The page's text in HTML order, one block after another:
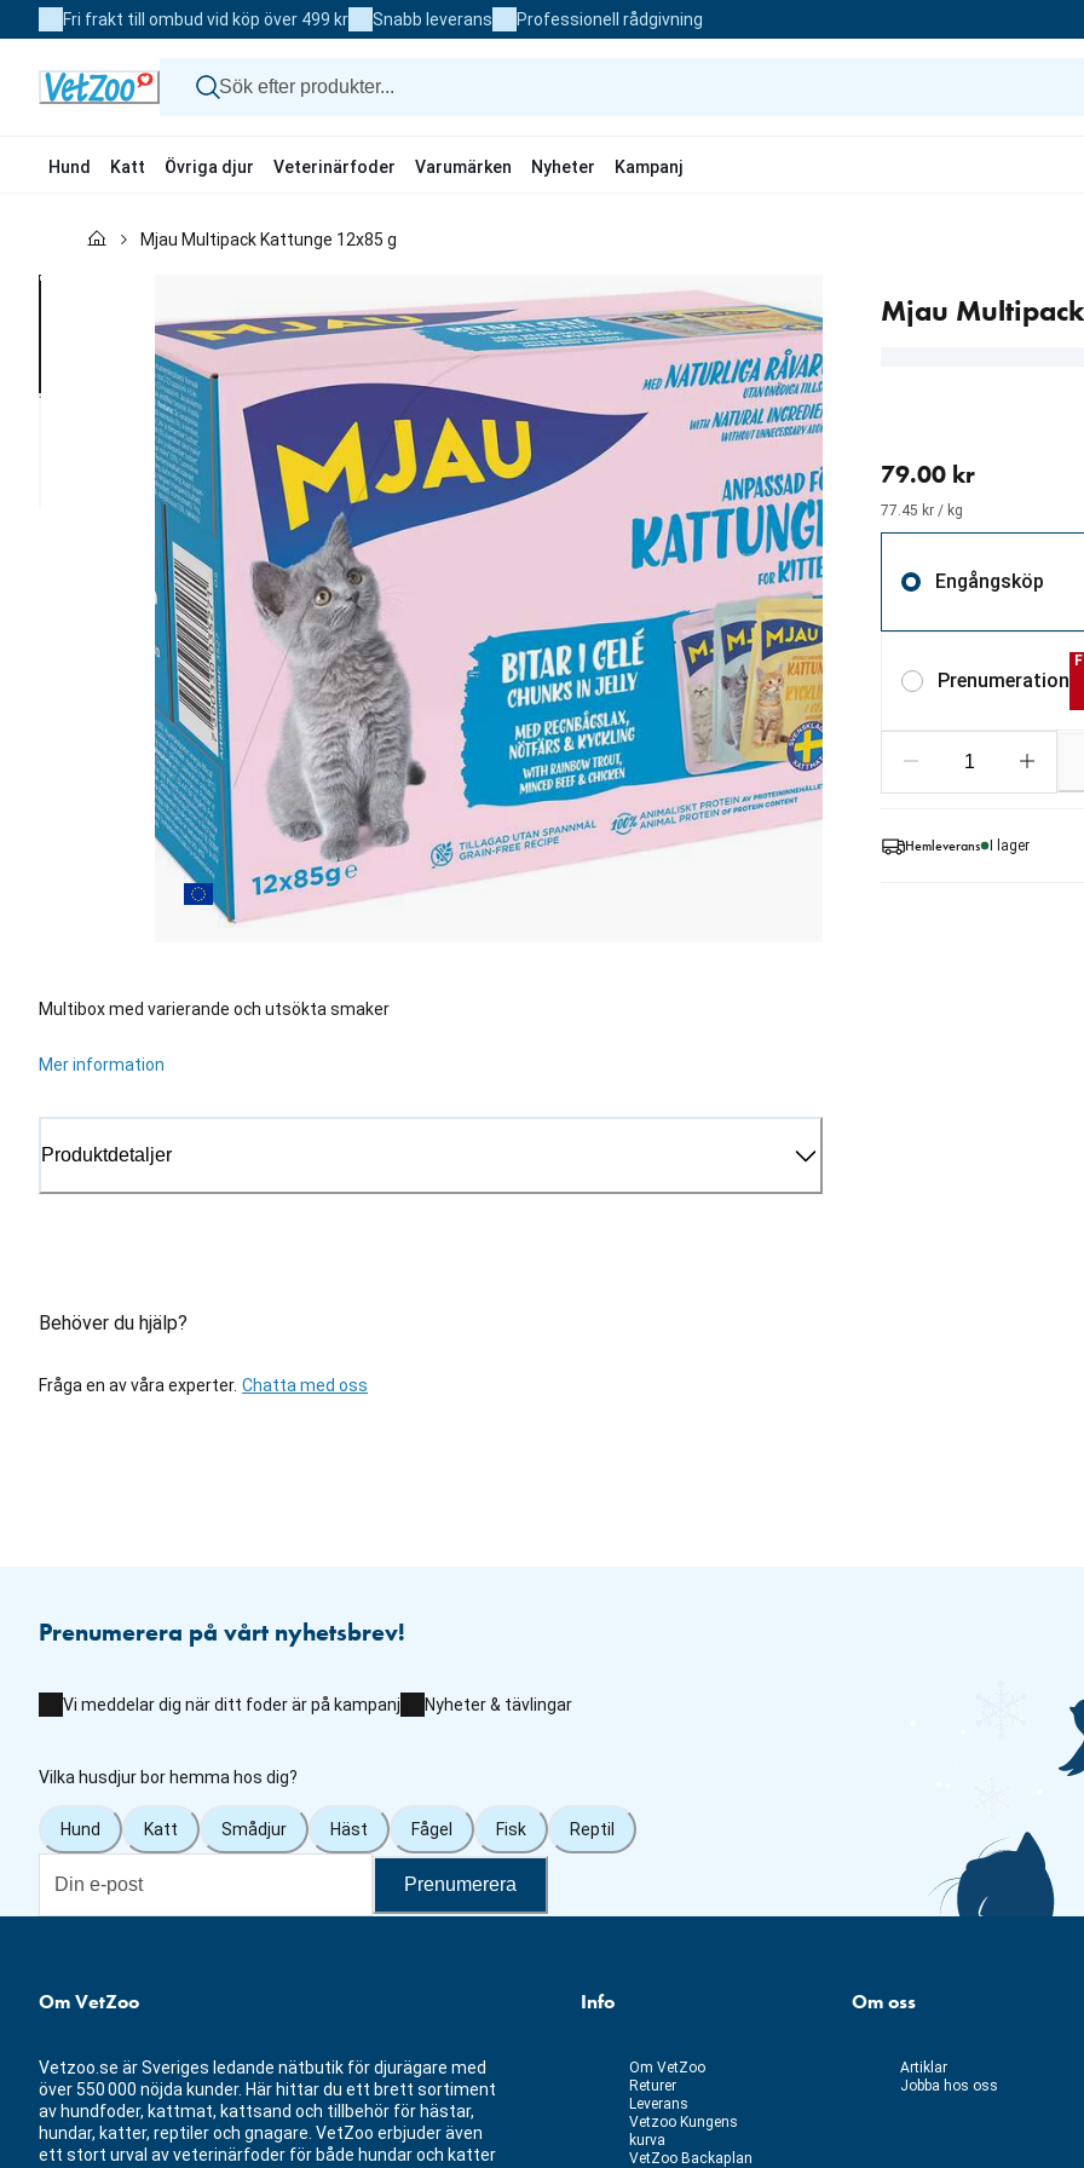
to
Fri frakt till ombud vid köp över 499 kr Snabb leverans Professionell rådgivning
Hund Katt Övriga djur Veterinärfoder Varumärken Nyheter Kampanj
Mjau Multipack Kattunge 12x85 g
Mjau
Multibox med varierande och utsökta smaker
Mer information
Produktdetaljer
Behöver du hjälp?
Fråga en av våra experter. Chatta med oss
79.00 kr
77.45 kr / kg
Engångsköp
Prenumeration
Hemleverans I lager
Prenumerera på vårt nyhetsbrev!
Vi meddelar dig när ditt foder är på kampanj Nyheter & tävlingar
Vilka husdjur bor hemma hos dig?
Hund Katt Smådjur Häst Fågel Fisk Reptil
Prenumerera
Om VetZoo
Vetzoo.se är Sveriges ledande nätbutik för djurägare med
över 550 000 nöjda kunder. Här hittar du ett brett sortiment
av hundfoder, kattmat, kattsand och tillbehör för hästar,
hundar, katter, reptiler och gnagare. VetZoo erbjuder även
ett stort urval av veterinärfoder för både hundar och katter
Info
Om VetZoo
Returer
Leverans
Vetzoo Kungens
kurva
VetZoo Backaplan
Om oss
Artiklar
Jobba hos oss